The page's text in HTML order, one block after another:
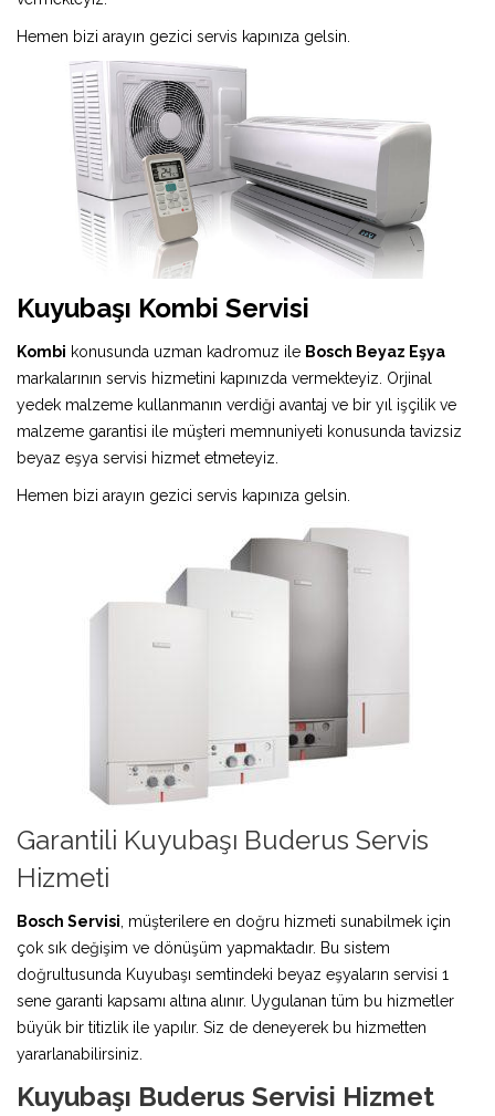
Hemen bizi arayın gezici servis kapınıza gelsin.
Kuyubaşı Kombi Servisi
Kombi konusunda uzman kadromuz ile Bosch Beyaz Eşya
markalarının servis hizmetini kapınızda vermekteyiz. Orjinal
yedek malzeme kullanmanın verdiği avantaj ve bir yıl işçilik ve
malzeme garantisi ile müşteri memnuniyeti konusunda tavizsiz
beyaz eşya servisi hizmet etmeteyiz.
Hemen bizi arayın gezici servis kapınıza gelsin.
Garantili Kuyubaşı Buderus Servis
Hizmeti
Bosch Servisi , müşterilere en doğru hizmeti sunabilmek için
çok sık değişim ve dönüşüm yapmaktadır. Bu sistem
doğrultusunda Kuyubaşı semtindeki beyaz eşyaların servisi 1
sene garanti kapsamı altına alınır. Uygulanan tüm bu hizmetler
büyük bir titizlik ile yapılır. Siz de deneyerek bu hizmetten
yararlanabilirsiniz.
Kuyubaşı Buderus Servisi Hizmet